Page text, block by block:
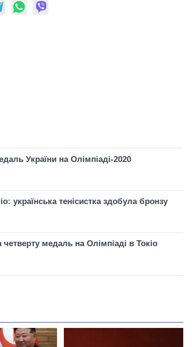
України на Олімпіаді-2020
українська тенісистка здобула бронзу
четверту медаль на Олімпіаді в Токіо